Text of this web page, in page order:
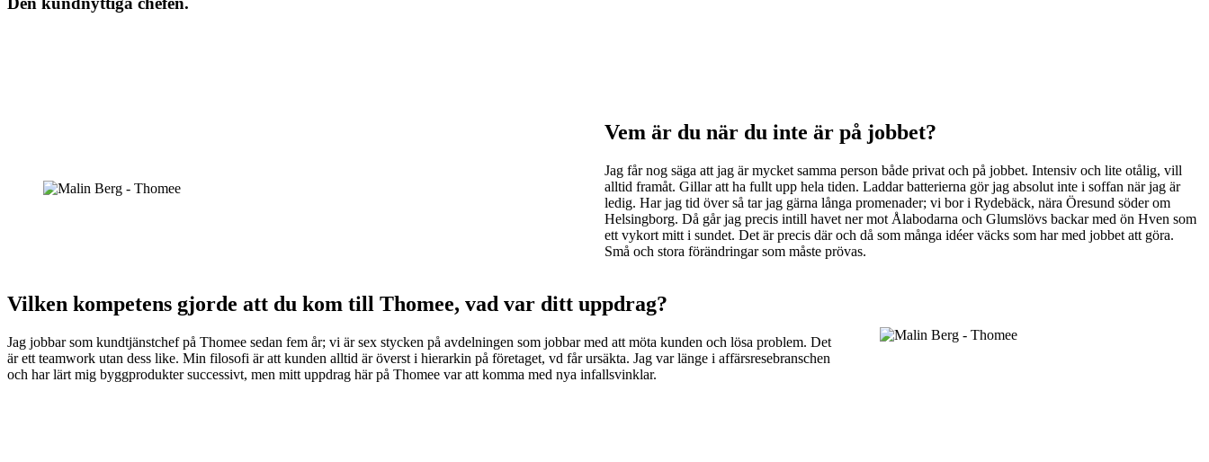
Vem är du när du inte är på jobbet?
Jag får nog säga att jag är mycket samma person både privat och på jobbet. Intensiv och lite otålig, vill
alltid framåt. Gillar att ha fullt upp hela tiden. Laddar batterierna gör jag absolut inte i soffan när jag är
ledig. Har jag tid över så tar jag gärna långa promenader; vi bor i Rydebäck, nära Öresund söder om
Helsingborg. Då går jag precis intill havet ner mot Ålabodarna och Glumslövs backar med ön Hven som
ett vykort mitt i sundet. Det är precis där och då som många idéer väcks som har med jobbet att göra.
Små och stora förändringar som måste prövas.
Vilken kompetens gjorde att du kom till Thomee, vad var ditt uppdrag?
Jag jobbar som kundtjänstchef på Thomee sedan fem år; vi är sex stycken på avdelningen som jobbar med att möta kunden och lösa problem. Det
är ett teamwork utan dess like. Min filosofi är att kunden alltid är överst i hierarkin på företaget, vd får ursäkta. Jag var länge i affärsresebranschen
och har lärt mig byggprodukter successivt, men mitt uppdrag här på Thomee var att komma med nya infallsvinklar.